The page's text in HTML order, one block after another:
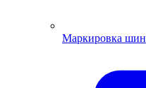
Маркировка шин